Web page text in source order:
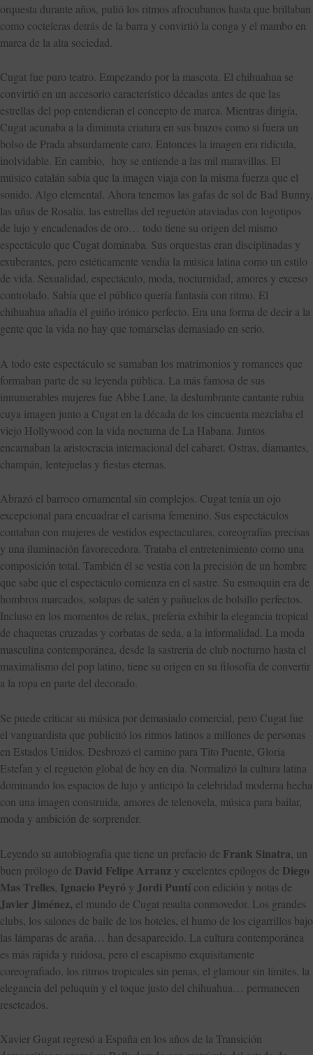
orquesta durante años, pulió los ritmos afrocubanos hasta que brillaban
como cocteleras detrás de la barra y convirtió la conga y el mambo en
marca de la alta sociedad.
Cugat fue puro teatro. Empezando por la mascota. El chihuahua se
convirtió en un accesorio característico décadas antes de que las
estrellas del pop entendieran el concepto de marca. Mientras dirigía,
Cugat acunaba a la diminuta criatura en sus brazos como si fuera un
bolso de Prada absurdamente caro. Entonces la imagen era ridícula,
inolvidable. En cambio, hoy se entiende a las mil maravillas. El
músico catalán sabía que la imagen viaja con la misma fuerza que el
sonido. Algo elemental. Ahora tenemos las gafas de sol de Bad Bunny,
las uñas de Rosalía, las estrellas del reguetón ataviadas con logotipos
de lujo y encadenados de oro… todo tiene su origen del mismo
espectáculo que Cugat dominaba. Sus orquestas eran disciplinadas y
exuberantes, pero estéticamente vendía la música latina como un estilo
de vida. Sexualidad, espectáculo, moda, nocturnidad, amores y exceso
controlado. Sabía que el público quería fantasía con ritmo. El
chihuahua añadía el guiño irónico perfecto. Era una forma de decir a la
gente que la vida no hay que tomárselas demasiado en serio.
A todo este espectáculo se sumaban los matrimonios y romances que
formaban parte de su leyenda pública. La más famosa de sus
innumerables mujeres fue Abbe Lane, la deslumbrante cantante rubia
cuya imagen junto a Cugat en la década de los cincuenta mezclaba el
viejo Hollywood con la vida nocturna de La Habana. Juntos
encarnaban la aristocracia internacional del cabaret. Ostras, diamantes,
champán, lentejuelas y fiestas eternas.
Abrazó el barroco ornamental sin complejos. Cugat tenía un ojo
excepcional para encuadrar el carisma femenino. Sus espectáculos
contaban con mujeres de vestidos espectaculares, coreografías precisas
y una iluminación favorecedora. Trataba el entretenimiento como una
composición total. También él se vestía con la precisión de un hombre
que sabe que el espectáculo comienza en el sastre. Su esmoquin era de
hombros marcados, solapas de satén y pañuelos de bolsillo perfectos.
Incluso en los momentos de relax, prefería exhibir la elegancia tropical
de chaquetas cruzadas y corbatas de seda, a la informalidad. La moda
masculina contemporánea, desde la sastrería de club nocturno hasta el
maximalismo del pop latino, tiene su origen en su filosofía de convertir
a la ropa en parte del decorado.
Se puede criticar su música por demasiado comercial, pero Cugat fue
el vanguardista que publicitó los ritmos latinos a millones de personas
en Estados Unidos. Desbrozó el camino para Tito Puente, Gloria
Estefan y el reguetón global de hoy en día. Normalizó la cultura latina
dominando los espacios de lujo y anticipó la celebridad moderna hecha
con una imagen construida, amores de telenovela, música para bailar,
moda y ambición de sorprender.
Leyendo su autobiografía que tiene un prefacio de Frank Sinatra , un
buen prólogo de David Felipe Arranz y excelentes epílogos de Diego
Mas Trelles Ignacio Peyró y Jordi Puntí con edición y notas de
Javier Jiménez, el mundo de Cugat resulta conmovedor. Los grandes
clubs, los salones de baile de los hoteles, el humo de los cigarrillos bajo
las lámparas de araña… han desaparecido. La cultura contemporánea
es más rápida y ruidosa, pero el escapismo exquisitamente
coreografiado, los ritmos tropicales sin penas, el glamour sin límites, la
elegancia del peluquín y el toque justo del chihuahua… permanecen
reseteados.
Xavier Gugat regresó a España en los años de la Transición